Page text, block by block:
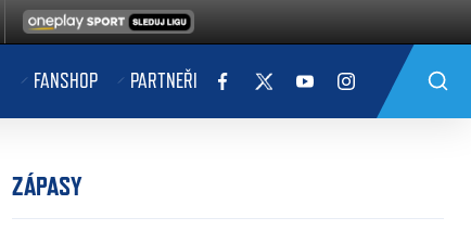
FANSHOP PARTNEŘI
ZÁPASY